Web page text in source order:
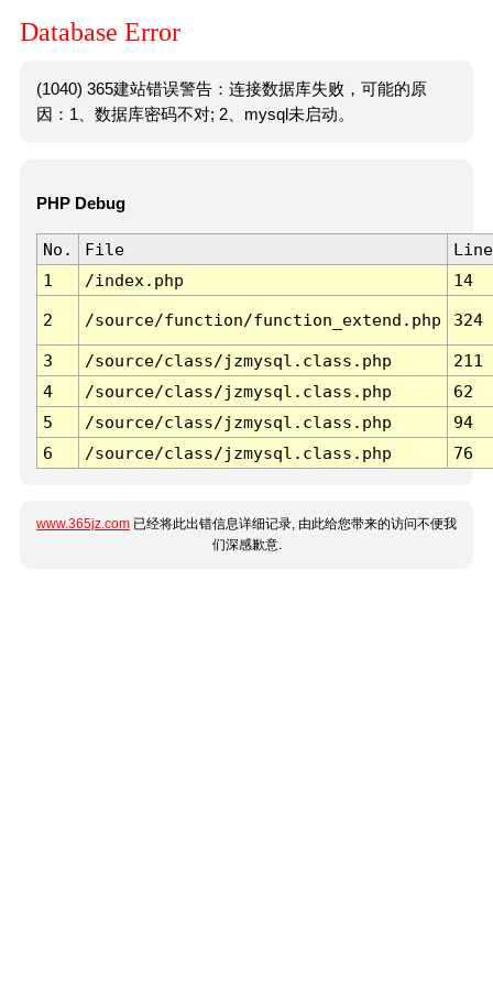
Database Error
(1040) 365建站错误警告：连接数据库失败，可能的原
因：1、数据库密码不对; 2、mysql未启动。
PHP Debug
No. File
Line
1
/index.php 14
2 /source/function/function_extend.php 324
3 /source/class/jzmysql.class.php
211
4
/source/class/jzmysql.class.php
62
5
/source/class/jzmysql.class.php
94
6
/source/class/jzmysql.class.php 76
www.365jz.com 已经将此出错信息详细记录, 由此给您带来的访问不便我
们深感歉意.